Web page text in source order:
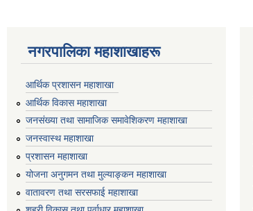
नगरपालिका महाशाखाहरू
आर्थिक प्रशासन महाशाखा
आर्थिक विकास महाशाखा
जनसंख्या तथा सामाजिक समावेशिकरण महाशाखा
जनस्वास्थ महाशाखा
प्रशासन महाशाखा
योजना अनुगमन तथा मुल्याङ्कन महाशाखा
वातावरण तथा सरसफाई महाशाखा